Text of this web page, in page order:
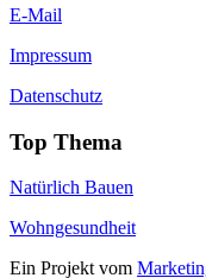
E-Mail
Impressum
Datenschutz
Top Thema
Natürlich Bauen
Wohngesundheit
Ein Projekt vom